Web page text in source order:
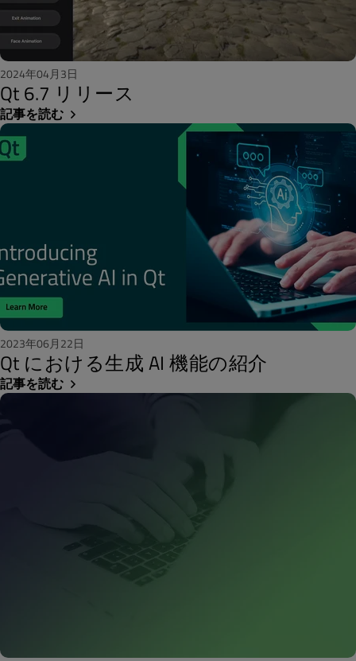
2024年04月3日
Qt 6.7 リリース
記事を読む
2023年06月22日
Qt における生成 AI 機能の紹介
記事を読む